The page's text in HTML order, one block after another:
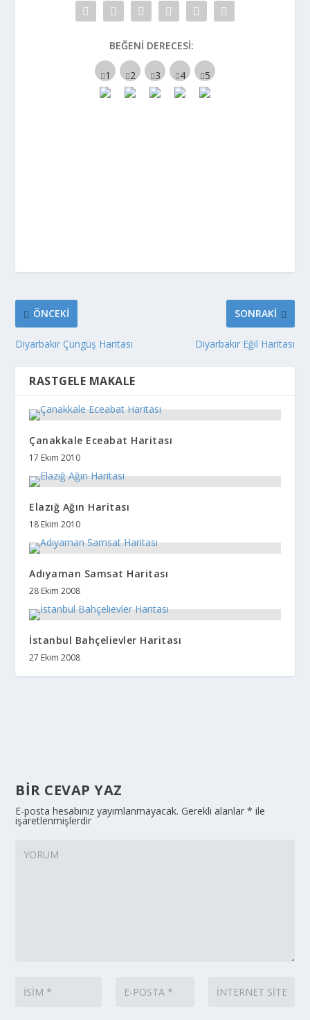
BEĞENI DERECESI:
ÖNCEKI
Diyarbakır Çüngüş Haritası
SONRAKI
Diyarbakır Eğil Haritası
RASTGELE MAKALE
Çanakkale Eceabat Haritası
17 Ekim 2010
Elazığ Ağın Haritası
18 Ekim 2010
Adıyaman Samsat Haritası
28 Ekim 2008
İstanbul Bahçelievler Haritası
27 Ekim 2008
BIR CEVAP YAZ
E-posta hesabınız yayımlanmayacak. Gerekli alanlar* ile
işaretlenmişlerdir